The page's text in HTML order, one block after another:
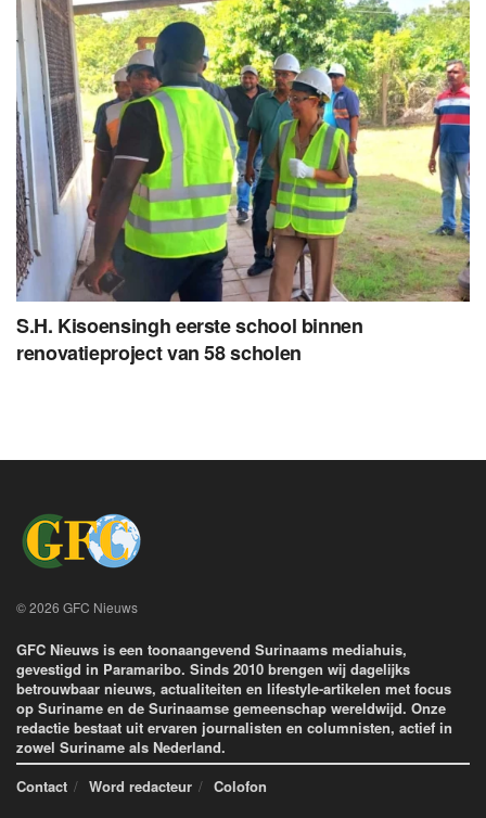
S.H. Kisoensingh eerste school binnen
renovatieproject van 58 scholen
© 2026 GFC Nieuws
GFC Nieuws is een toonaangevend Surinaams mediahuis,
gevestigd in Paramaribo. Sinds 2010 brengen wij dagelijks
betrouwbaar nieuws, actualiteiten en lifestyle-artikelen met focus
op Suriname en de Surinaamse gemeenschap wereldwijd. Onze
redactie bestaat uit ervaren journalisten en columnisten, actief in
zowel Suriname als Nederland.
Contact
Word redacteur Colofon